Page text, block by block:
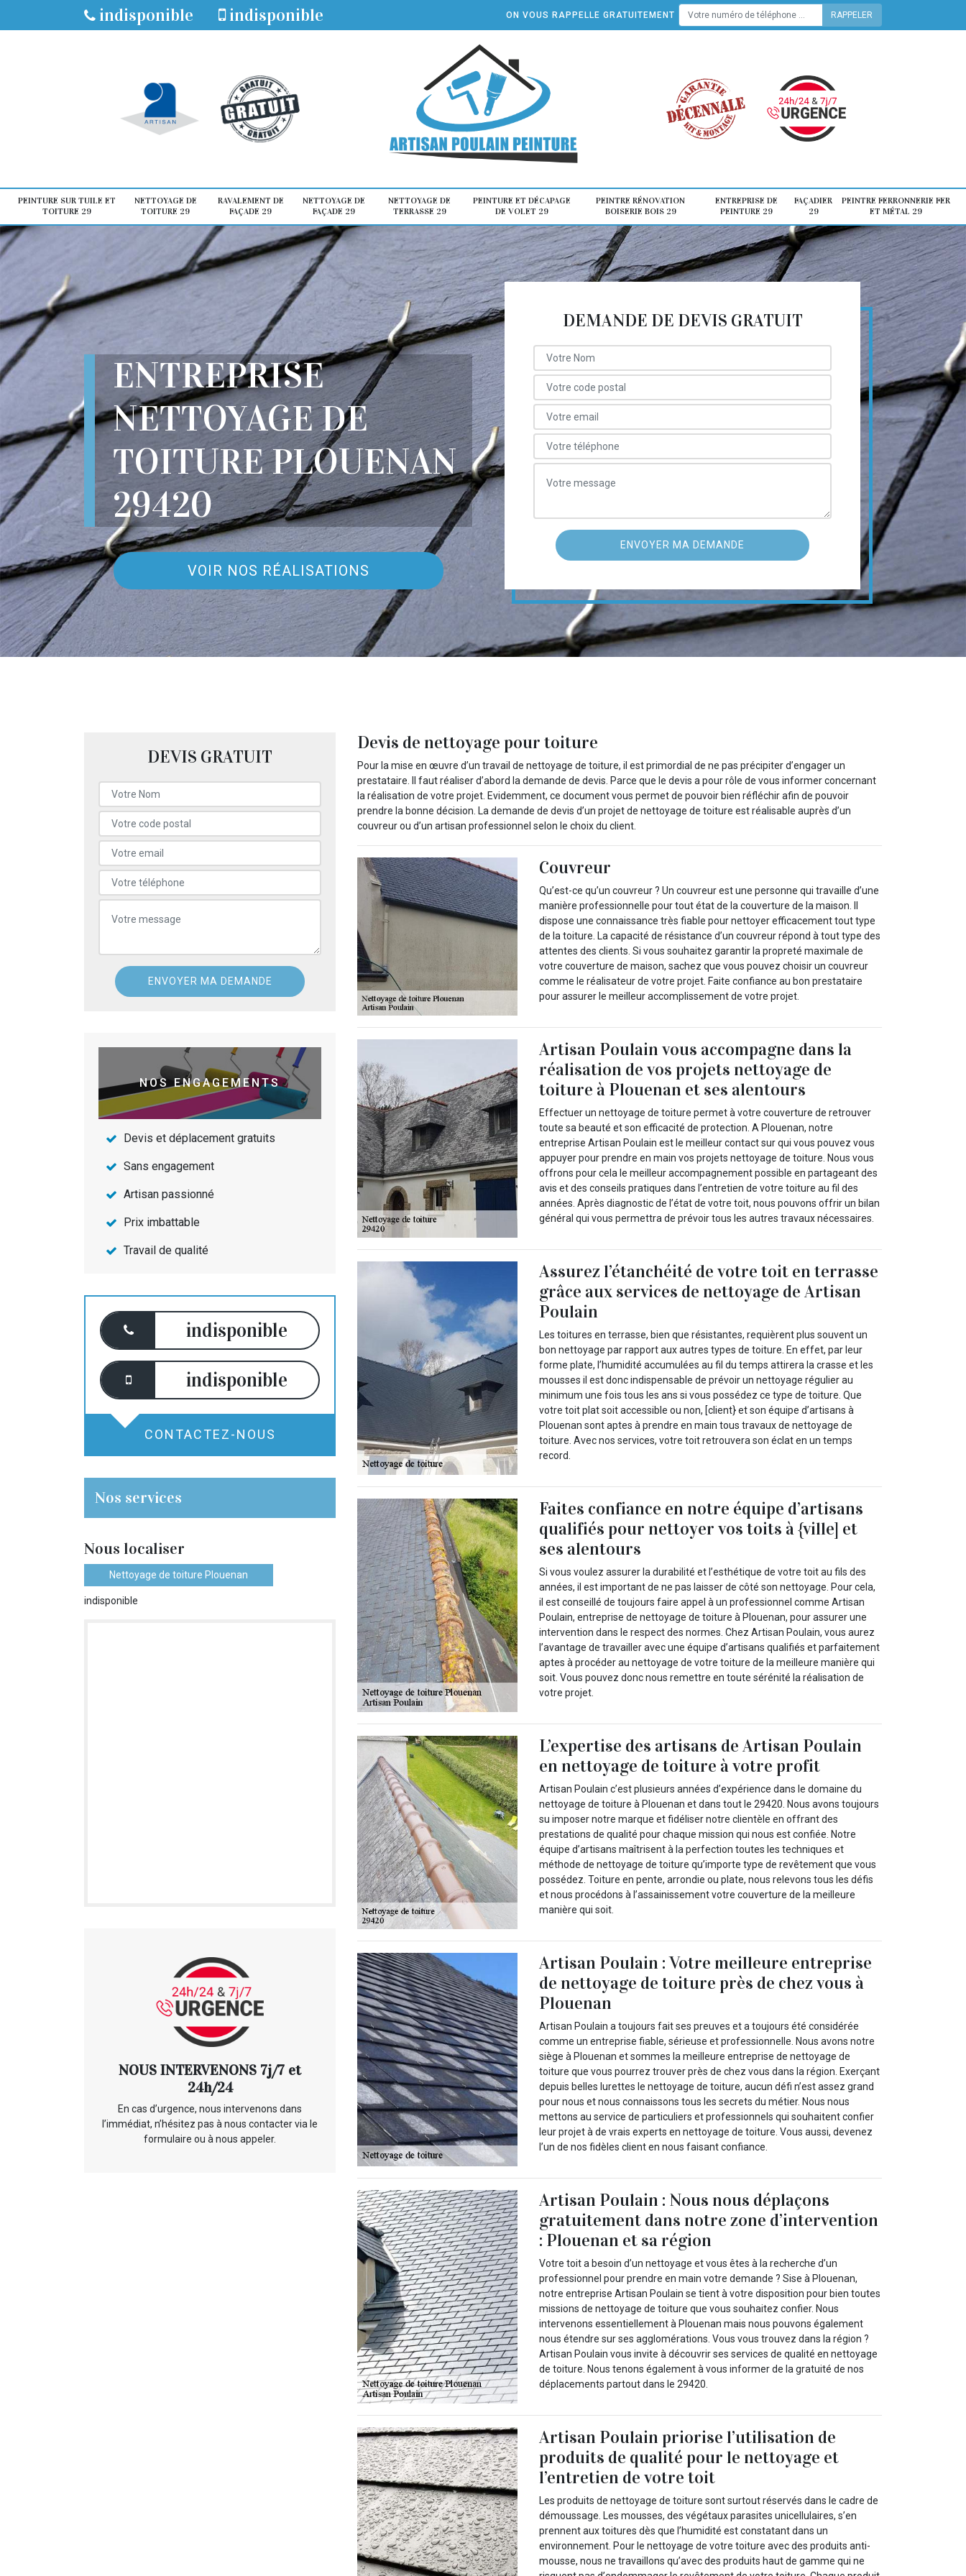
indisponible indisponible ON VOUS RAPPELLE GRATUITEMENT
PEINTURE SUR TUILE ET
TOITURE 29
NETTOYAGE DE
TOITURE 29
RAVALEMENT DE
FAÇADE 29
NETTOYAGE DE
FAÇADE 29
NETTOYAGE DE
TERRASSE 29
PEINTURE ET DÉCAPAGE
DE VOLET 29
PEINTRE RÉNOVATION
BOISERIE BOIS 29
ENTREPRISE DE
PEINTURE 29
FAÇADIER
29
PEINTRE FERRONNERIE FER
ET MÉTAL 29
ENTREPRISE
NETTOYAGE DE
TOITURE PLOUENAN
29420
VOIR NOS RÉALISATIONS
DEMANDE DE DEVIS GRATUIT
DEVIS GRATUIT
NOS ENGAGEMENTS
Devis et déplacement gratuits
Sans engagement
Artisan passionné
Prix imbattable
Travail de qualité
indisponible
indisponible
CONTACTEZ-NOUS
Nos services
Nous localiser
Nettoyage de toiture Plouenan
indisponible
NOUS INTERVENONS 7j/7 et
24h/24
En cas d’urgence, nous intervenons dans
l’immédiat, n’hésitez pas à nous contacter via le
formulaire ou à nous appeler.
Devis de nettoyage pour toiture
Pour la mise en œuvre d’un travail de nettoyage de toiture, il est primordial de ne pas précipiter d’engager un
prestataire. Il faut réaliser d’abord la demande de devis. Parce que le devis a pour rôle de vous informer concernant
la réalisation de votre projet. Evidemment, ce document vous permet de pouvoir bien réfléchir afin de pouvoir
prendre la bonne décision. La demande de devis d’un projet de nettoyage de toiture est réalisable auprès d’un
couvreur ou d’un artisan professionnel selon le choix du client.
Couvreur
Qu’est-ce qu’un couvreur ? Un couvreur est une personne qui travaille d’une
manière professionnelle pour tout état de la couverture de la maison. Il
dispose une connaissance très fiable pour nettoyer efficacement tout type
de la toiture. La capacité de résistance d’un couvreur répond à tout type des
attentes des clients. Si vous souhaitez garantir la propreté maximale de
votre couverture de maison, sachez que vous pouvez choisir un couvreur
comme le réalisateur de votre projet. Faite confiance au bon prestataire
pour assurer le meilleur accomplissement de votre projet.
Artisan Poulain vous accompagne dans la
réalisation de vos projets nettoyage de
toiture à Plouenan et ses alentours
Effectuer un nettoyage de toiture permet à votre couverture de retrouver
toute sa beauté et son efficacité de protection. A Plouenan, notre
entreprise Artisan Poulain est le meilleur contact sur qui vous pouvez vous
appuyer pour prendre en main vos projets nettoyage de toiture. Nous vous
offrons pour cela le meilleur accompagnement possible en partageant des
avis et des conseils pratiques dans l’entretien de votre toiture au fil des
années. Après diagnostic de l’état de votre toit, nous pouvons offrir un bilan
général qui vous permettra de prévoir tous les autres travaux nécessaires.
Assurez l’étanchéité de votre toit en terrasse
grâce aux services de nettoyage de Artisan
Poulain
Les toitures en terrasse, bien que résistantes, requièrent plus souvent un
bon nettoyage par rapport aux autres types de toiture. En effet, par leur
forme plate, l’humidité accumulées au fil du temps attirera la crasse et les
mousses il est donc indispensable de prévoir un nettoyage régulier au
minimum une fois tous les ans si vous possédez ce type de toiture. Que
votre toit plat soit accessible ou non, [client} et son équipe d’artisans à
Plouenan sont aptes à prendre en main tous travaux de nettoyage de
toiture. Avec nos services, votre toit retrouvera son éclat en un temps
record.
Faites confiance en notre équipe d’artisans
qualifiés pour nettoyer vos toits à {ville] et
ses alentours
Si vous voulez assurer la durabilité et l’esthétique de votre toit au fils des
années, il est important de ne pas laisser de côté son nettoyage. Pour cela,
il est conseillé de toujours faire appel à un professionnel comme Artisan
Poulain, entreprise de nettoyage de toiture à Plouenan, pour assurer une
intervention dans le respect des normes. Chez Artisan Poulain, vous aurez
l’avantage de travailler avec une équipe d’artisans qualifiés et parfaitement
aptes à procéder au nettoyage de votre toiture de la meilleure manière qui
soit. Vous pouvez donc nous remettre en toute sérénité la réalisation de
votre projet.
L’expertise des artisans de Artisan Poulain
en nettoyage de toiture à votre profit
Artisan Poulain c’est plusieurs années d’expérience dans le domaine du
nettoyage de toiture à Plouenan et dans tout le 29420. Nous avons toujours
su imposer notre marque et fidéliser notre clientèle en offrant des
prestations de qualité pour chaque mission qui nous est confiée. Notre
équipe d’artisans maîtrisent à la perfection toutes les techniques et
méthode de nettoyage de toiture qu’importe type de revêtement que vous
possédez. Toiture en pente, arrondie ou plate, nous relevons tous les défis
et nous procédons à l’assainissement votre couverture de la meilleure
manière qui soit.
Artisan Poulain : Votre meilleure entreprise
de nettoyage de toiture près de chez vous à
Plouenan
Artisan Poulain a toujours fait ses preuves et a toujours été considérée
comme un entreprise fiable, sérieuse et professionnelle. Nous avons notre
siège à Plouenan et sommes la meilleure entreprise de nettoyage de
toiture que vous pourrez trouver près de chez vous dans la région. Exerçant
depuis belles lurettes le nettoyage de toiture, aucun défi n’est assez grand
pour nous et nous connaissons tous les secrets du métier. Nous nous
mettons au service de particuliers et professionnels qui souhaitent confier
leur projet à de vrais experts en nettoyage de toiture. Vous aussi, devenez
l’un de nos fidèles client en nous faisant confiance.
Artisan Poulain : Nous nous déplaçons
gratuitement dans notre zone d’intervention
: Plouenan et sa région
Votre toit a besoin d’un nettoyage et vous êtes à la recherche d’un
professionnel pour prendre en main votre demande ? Sise à Plouenan,
notre entreprise Artisan Poulain se tient à votre disposition pour bien toutes
missions de nettoyage de toiture que vous souhaitez confier. Nous
intervenons essentiellement à Plouenan mais nous pouvons également
nous étendre sur ses agglomérations. Vous vous trouvez dans la région ?
Artisan Poulain vous invite à découvrir ses services de qualité en nettoyage
de toiture. Nous tenons également à vous informer de la gratuité de nos
déplacements partout dans le 29420.
Artisan Poulain priorise l’utilisation de
produits de qualité pour le nettoyage et
l’entretien de votre toit
Les produits de nettoyage de toiture sont surtout réservés dans le cadre de
démoussage. Les mousses, des végétaux parasites unicellulaires, s’en
prennent aux toitures dès que l’humidité est constatant dans un
environnement. Pour le nettoyage de votre toiture avec des produits anti-
mousse, nous ne travaillons qu’avec des produits haut de gamme qui ne